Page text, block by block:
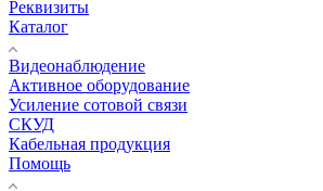
Реквизиты
Каталог
Видеонаблюдение
Активное оборудование
Усиление сотовой связи
СКУД
Кабельная продукция
Помощь